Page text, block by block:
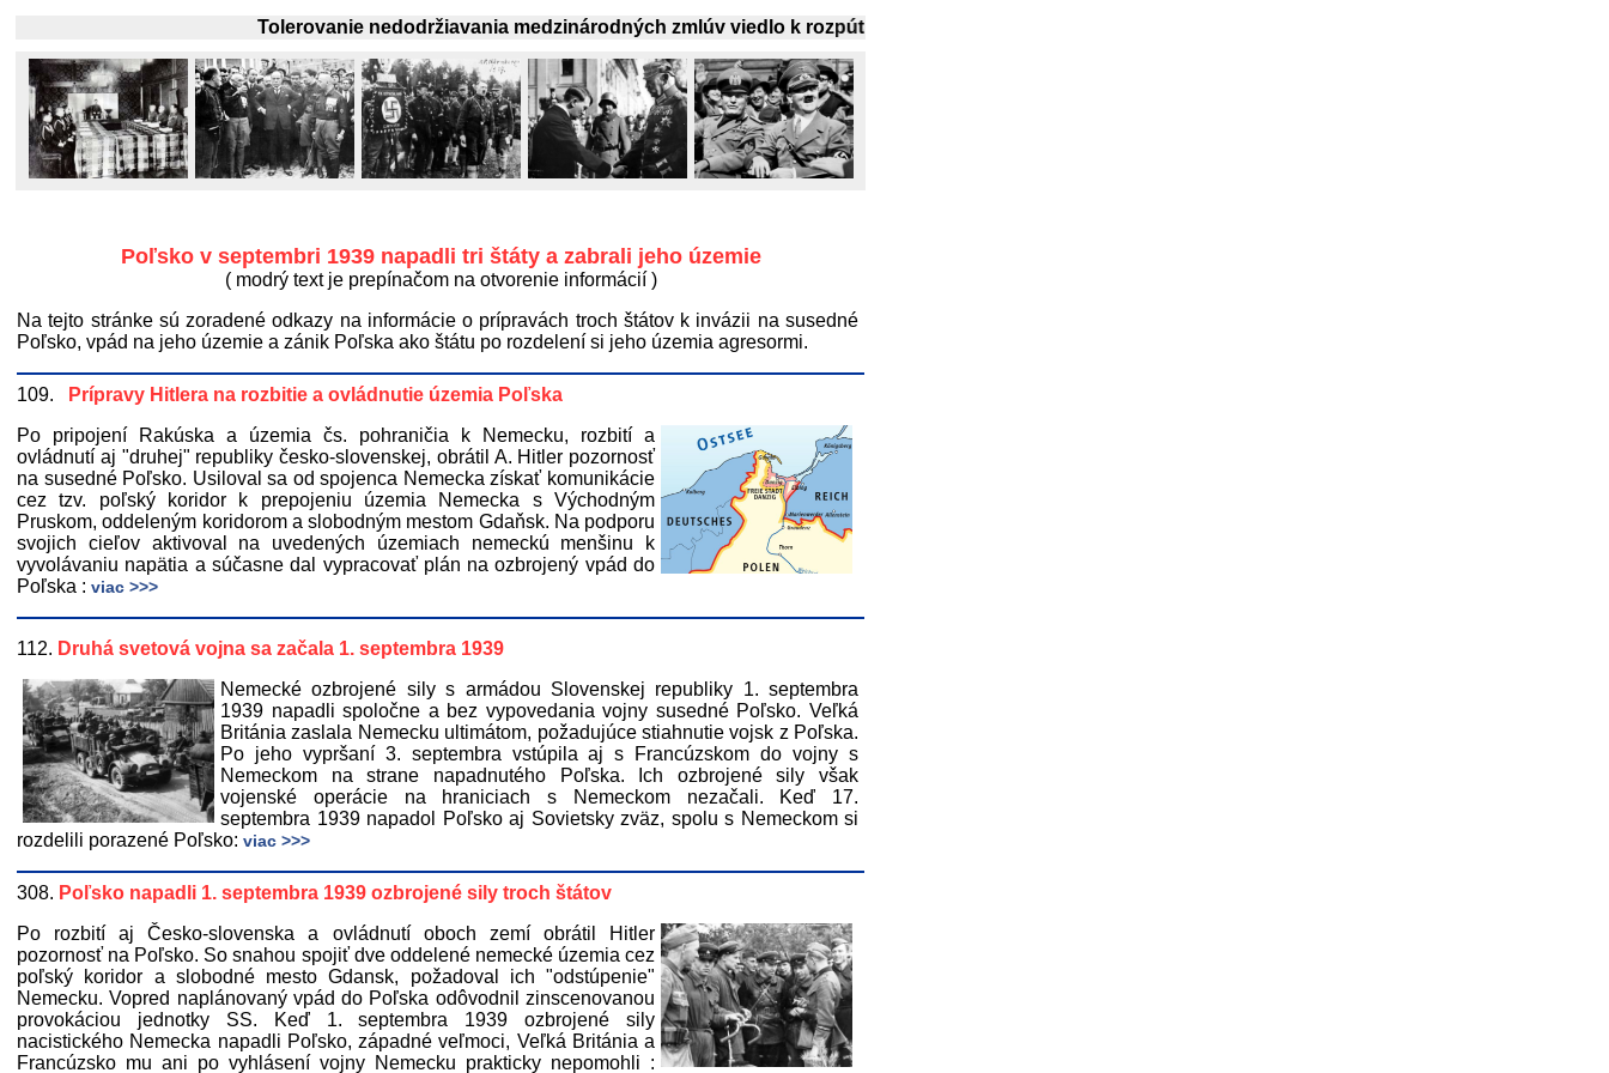
Tolerovanie nedodržiavania medzinárodných zmlúv viedlo k rozpútaniu novej vojny
Poľsko v septembri 1939 napadli tri štáty a zabrali jeho územie
( modrý text je prepínačom na otvorenie informácií )
Na tejto stránke sú zoradené odkazy na informácie o prípravách troch štátov k invázii na susedné
Poľsko, vpád na jeho územie a zánik Poľska ako štátu po rozdelení si jeho územia agresormi.
109.
Prípravy Hitlera na rozbitie a ovládnutie územia Poľska
Po pripojení Rakúska a územia čs. pohraničia k Nemecku, rozbití a
ovládnutí aj "druhej" republiky česko-slovenskej, obrátil A. Hitler pozornosť
na susedné Poľsko. Usiloval sa od spojenca Nemecka získať komunikácie
cez tzv. poľský koridor k prepojeniu územia Nemecka s Východným
Pruskom, oddeleným koridorom a slobodným mestom Gdaňsk. Na podporu
svojich cieľov aktivoval na uvedených územiach nemeckú menšinu k
vyvolávaniu napätia a súčasne dal vypracovať plán na ozbrojený vpád do
Poľska : viac >>>
112. Druhá svetová vojna sa začala 1. septembra 1939
Nemecké ozbrojené sily s armádou Slovenskej republiky 1. septembra
1939 napadli spoločne a bez vypovedania vojny susedné Poľsko. Veľká
Británia zaslala Nemecku ultimátom, požadujúce stiahnutie vojsk z Poľska.
Po jeho vypršaní 3. septembra vstúpila aj s Francúzskom do vojny s
Nemeckom na strane napadnutého Poľska. Ich ozbrojené sily však
vojenské operácie na hraniciach s Nemeckom nezačali. Keď 17.
septembra 1939 napadol Poľsko aj Sovietsky zväz, spolu s Nemeckom si
rozdelili porazené Poľsko: viac >>>
308. Poľsko napadli 1. septembra 1939 ozbrojené sily troch štátov
Po rozbití aj Česko-slovenska a ovládnutí oboch zemí obrátil Hitler
pozornosť na Poľsko. So snahou spojiť dve oddelené nemecké územia cez
poľský koridor a slobodné mesto Gdansk, požadoval ich "odstúpenie"
Nemecku. Vopred naplánovaný vpád do Poľska odôvodnil zinscenovanou
provokáciou jednotky SS. Keď 1. septembra 1939 ozbrojené sily
nacistického Nemecka napadli Poľsko, západné veľmoci, Veľká Británia a
Francúzsko mu ani po vyhlásení vojny Nemecku prakticky nepomohli :